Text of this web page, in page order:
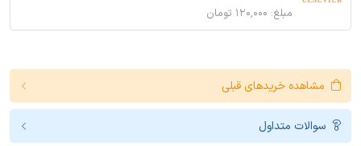
مبلغ: ۱۲۰,۰۰۰ تومان
مشاهده خریدهای قبلی
سوالات متداول